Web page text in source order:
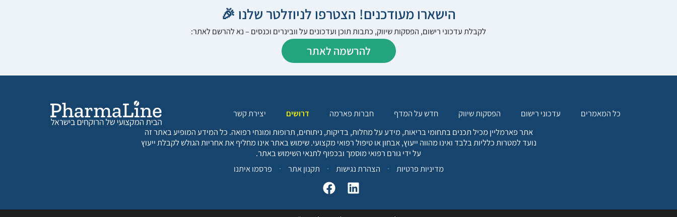
הישארו מעודכנים! הצטרפו לניוזלטר שלנו 🎉
לקבלת עדכוני רישום, הפסקות שיווק, כתבות תוכן ועדכונים על וובינרים וכנסים – נא להרשם לאתר:
להרשמה לאתר
כל המאמרים עדכוני רישום הפסקות שיווק חדש על המדף חברות פארמה דרושים
יצירת קשר
אתר פארמליין מכיל תכנים בתחומי בריאות, מידע על מחלות, בדיקות, ניתוחים, תרופות ומונחי רפואה. כל המידע המופיע באתר זה
נועד למטרות כלליות בלבד ואינו מהווה ייעוץ, אבחון או טיפול רפואי מקצועי. שימוש באתר אינו מחליף את אחריות הגולש לקבלת ייעוץ
על ידי גורם רפואי מוסמך ובכפוף לתנאי השימוש באתר.
מדיניות פרטיות
הצהרת נגישות תקנון אתר פרסמו איתנו